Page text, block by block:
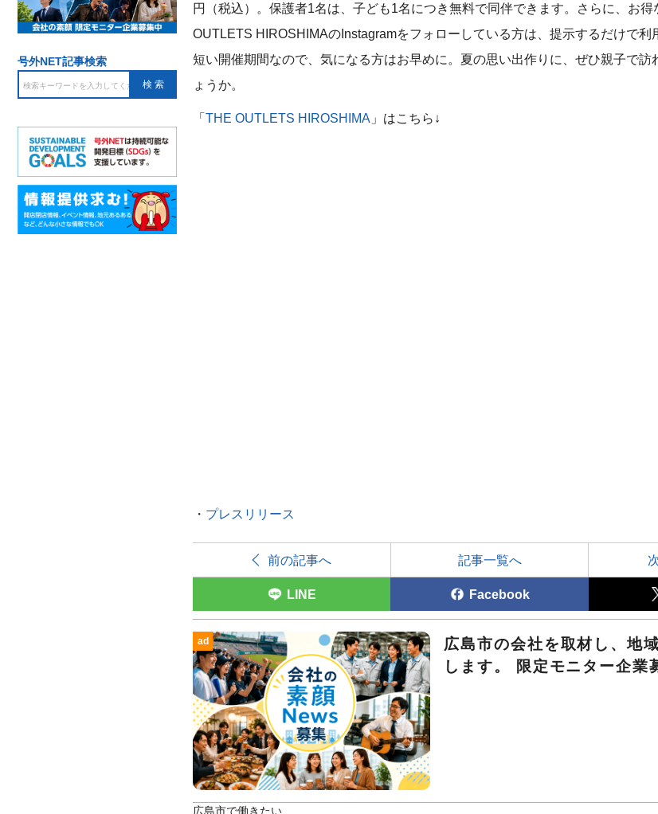
円（税込）。保護者1名は、子ども1名につき無料で同伴できます。さらに、お
OUTLETS HIROSHIMAのInstagramをフォローしている方は、提示するだけで利
短い開催期間なので、気になる方はお早めに。夏の思い出作りに、ぜひ親子で訪
ょうか。
「THE OUTLETS HIROSHIMA 」はこちら↓
・ プレスリリース
前の記事へ 記事一覧へ
LINE Facebook
ad
広島市の会社を取材し、地
します。 限定モニター企業
広島市で働きたい
号外NET記事検索